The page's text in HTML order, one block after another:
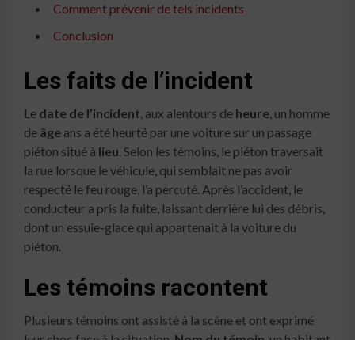
Comment prévenir de tels incidents
Conclusion
Les faits de l’incident
Le date de l’incident, aux alentours de heure, un homme
de âge ans a été heurté par une voiture sur un passage
piéton situé à lieu. Selon les témoins, le piéton traversait
la rue lorsque le véhicule, qui semblait ne pas avoir
respecté le feu rouge, l’a percuté. Après l’accident, le
conducteur a pris la fuite, laissant derrière lui des débris,
dont un essuie-glace qui appartenait à la voiture du
piéton.
Les témoins racontent
Plusieurs témoins ont assisté à la scène et ont exprimé